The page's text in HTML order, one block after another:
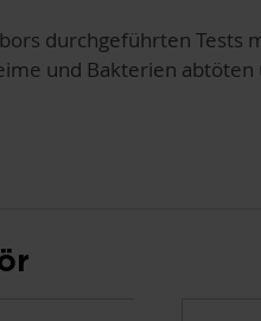
durchgeführten Tests
und Bakterien